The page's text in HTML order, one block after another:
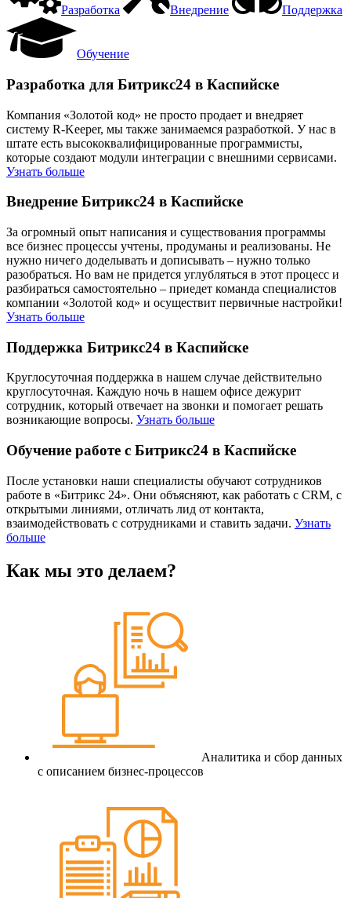
Разработка Внедрение Поддержка
Обучение
Разработка для Битрикс24 в Каспийске
Компания «Золотой код» не просто продает и внедряет
систему R-Keeper, мы также занимаемся разработкой. У нас в
штате есть высококвалифицированные программисты,
которые создают модули интеграции с внешними сервисами.
Узнать больше
Внедрение Битрикс24 в Каспийске
За огромный опыт написания и существования программы
все бизнес процессы учтены, продуманы и реализованы. Не
нужно ничего доделывать и дописывать – нужно только
разобраться. Но вам не придется углубляться в этот процесс и
разбираться самостоятельно – приедет команда специалистов
компании «Золотой код» и осуществит первичные настройки!
Узнать больше
Поддержка Битрикс24 в Каспийске
Круглосуточная поддержка в нашем случае действительно
круглосуточная. Каждую ночь в нашем офисе дежурит
сотрудник, который отвечает на звонки и помогает решать
возникающие вопросы. Узнать больше
Обучение работе с Битрикс24 в Каспийске
После установки наши специалисты обучают сотрудников
работе в «Битрикс 24». Они объясняют, как работать с CRM, с
открытыми линиями, отличать лид от контакта,
взаимодействовать с сотрудниками и ставить задачи. Узнать
больше
Как мы это делаем?
Аналитика и сбор данных
с описанием бизнес-процессов